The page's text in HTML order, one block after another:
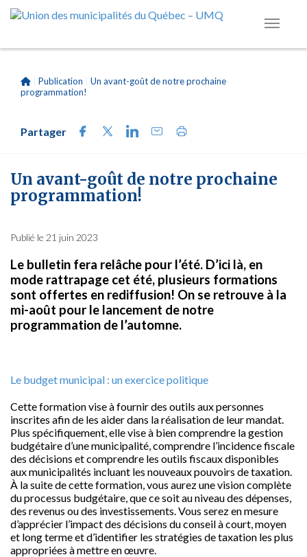
Publication
Un avant-goût de notre prochaine
programmation!
Partager
Un avant-goût de notre prochaine
programmation!
Publié le 21 juin 2023
Le bulletin fera relâche pour l’été. D’ici là, en
mode rattrapage cet été, plusieurs formations
sont offertes en rediffusion! On se retrouve à la
mi-août pour le lancement de notre
programmation de l’automne.
Le budget municipal : un exercice politique
Cette formation vise à fournir des outils aux personnes
inscrites afin de les aider dans la réalisation de leur mandat.
Plus spécifiquement, elle vise à bien comprendre la gestion
budgétaire d’une municipalité, comprendre l’incidence fiscale
des décisions et comprendre les outils fiscaux disponibles
aux municipalités incluant les nouveaux pouvoirs de taxation.
À la suite de cette formation, vous aurez une vision complète
du processus budgétaire, que ce soit au niveau des dépenses,
des revenus ou des investissements. Vous serez en mesure
d’apprécier l’impact des décisions du conseil à court, moyen
et long terme et d’identifier les stratégies de taxation les plus
appropriées à mettre en œuvre.